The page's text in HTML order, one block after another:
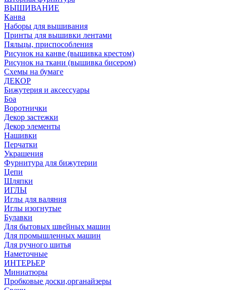
ВЫШИВАНИЕ
Канва
Наборы для вышивания
Принты для вышивки лентами
Пяльцы, приспособления
Рисунок на канве (вышивка крестом)
Рисунок на ткани (вышивка бисером)
Схемы на бумаге
ДЕКОР
Бижутерия и аксессуары
Боа
Воротнички
Декор застежки
Декор элементы
Нашивки
Перчатки
Украшения
Фурнитура для бижутерии
Цепи
Шляпки
ИГЛЫ
Иглы для валяния
Иглы изогнутые
Булавки
Для бытовых швейных машин
Для промышленных машин
Для ручного шитья
Наметочные
ИНТЕРЬЕР
Миниатюры
Пробковые доски,органайзеры